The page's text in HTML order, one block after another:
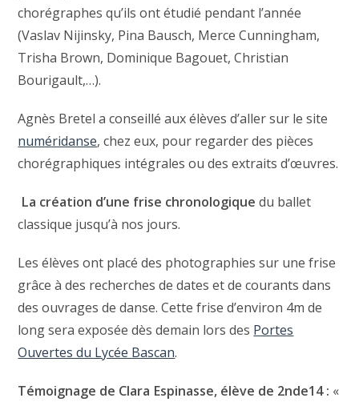
chorégraphes qu’ils ont étudié pendant l’année
(Vaslav Nijinsky, Pina Bausch, Merce Cunningham,
Trisha Brown, Dominique Bagouet, Christian
Bourigault,…).
Agnès Bretel a conseillé aux élèves d’aller sur le site
numéridanse, chez eux, pour regarder des pièces
chorégraphiques intégrales ou des extraits d’œuvres.
La création d’une frise chronologiquedu ballet
classique jusqu’à nos jours.
Les élèves ont placé des photographies sur une frise
grâce à des recherches de dates et de courants dans
des ouvrages de danse. Cette frise d’environ 4m de
long sera exposée dès demain lors des Portes
Ouvertes du Lycée Bascan.
Témoignage de Clara Espinasse, élève de 2nde14 : «